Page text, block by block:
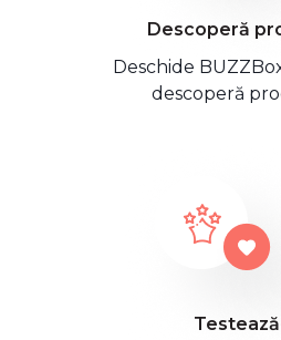
Descoperă
Deschide
descoperă